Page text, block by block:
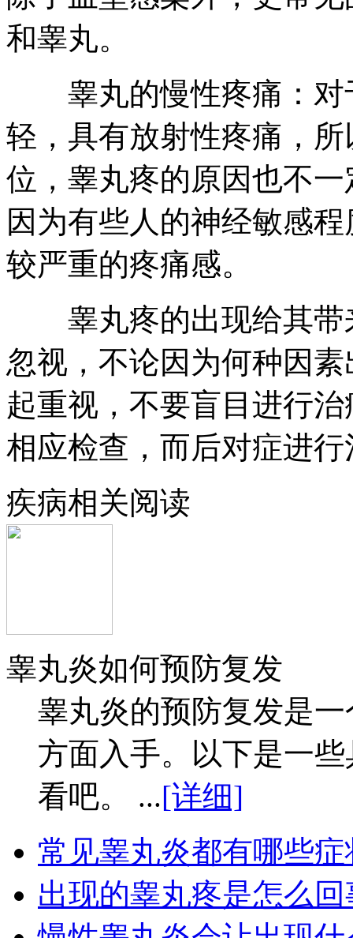
和睾丸。
睾丸的慢性疼痛：对
轻，具有放射性疼痛，
位，睾丸疼的原因也不
因为有些人的神经敏感
较严重的疼痛感。
睾丸疼的出现给其带
忽视，不论因为何种因
起重视，不要盲目进行
相应检查，而后对症进行
疾病相关阅读
睾丸炎如何预防复发
睾丸炎的预防复发是
方面入手。以下是一
看吧。 ...[详细]
常见睾丸炎都有哪些症
出现的睾丸疼是怎么回